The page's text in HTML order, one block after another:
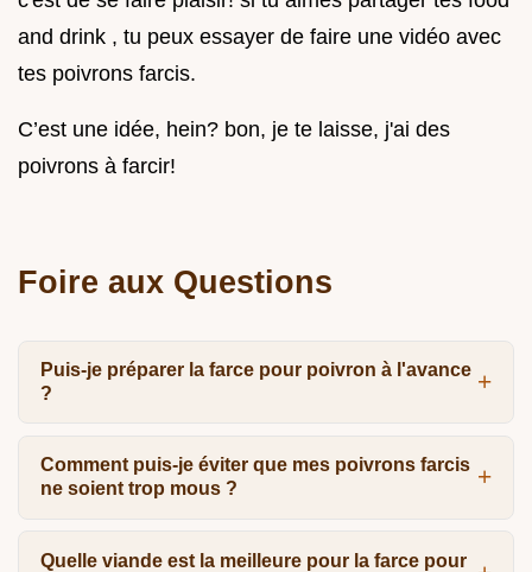
and drink , tu peux essayer de faire une vidéo avec
tes poivrons farcis.
C’est une idée, hein? bon, je te laisse, j'ai des
poivrons à farcir!
Foire aux Questions
Puis-je préparer la farce pour poivron à l'avance
?
Comment puis-je éviter que mes poivrons farcis
ne soient trop mous ?
Quelle viande est la meilleure pour la farce pour